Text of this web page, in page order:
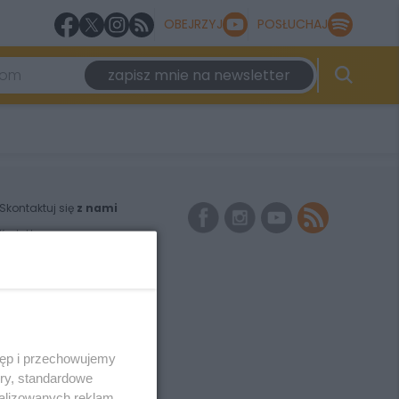
OBEJRZYJ POSŁUCHAJ
zapisz mnie na newsletter
Skontaktuj się z nami
Kontakt
i przechowujemy
standardowe